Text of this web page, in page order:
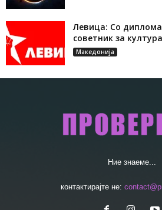
Левица: Со
советник за култура
Македонија
Ние знаеме...
контактирајте не: